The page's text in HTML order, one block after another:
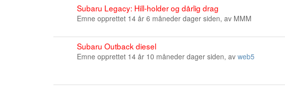
Subaru Legacy: Hill-holder og dårlig drag
Emne opprettet 14 år 6 måneder dager siden, av MMM
Subaru Outback diesel
Emne opprettet 14 år 10 måneder dager siden, av web5